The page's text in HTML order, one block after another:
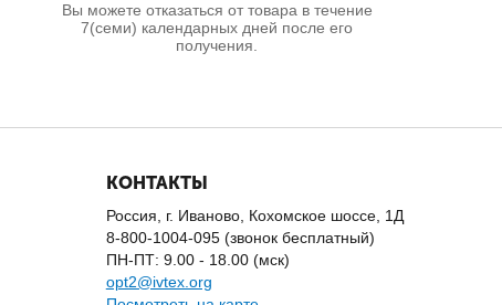
Вы можете отказаться от товара в течение
7(семи) календарных дней после его
получения.
КОНТАКТЫ
Россия, г. Иваново, Кохомское шоссе, 1Д
8-800-1004-095 (звонок бесплатный)
ПН-ПТ: 9.00 - 18.00 (мск)
opt2@ivtex.org